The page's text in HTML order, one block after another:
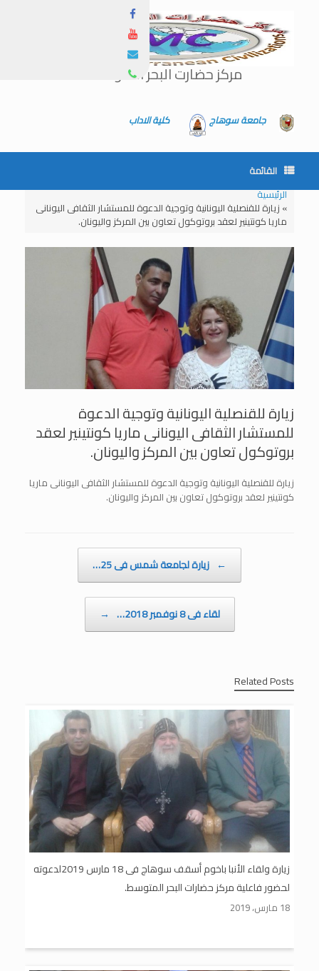
مركز حضارت البحر المتوسط
جامعة سوهاج كلية الاداب
القائمة
الرئيسية
» زيارة للقنصلية اليونانية وتوجية الدعوة للمستشار الثقافى اليونانى
ماريا كونتينير لعقد بروتوكول تعاون بين المركز واليونان.
زيارة للقنصلية اليونانية وتوجية الدعوة
للمستشار الثقافى اليونانى ماريا كونتينير لعقد
بروتوكول تعاون بين المركز واليونان.
زيارة للقنصلية اليونانية وتوجية الدعوة للمستشار الثقافى اليونانى ماريا
كونتينير لعقد بروتوكول تعاون بين المركز واليونان.
Post navigation
← زيارة لجامعة شمس فى 25…
لقاء فى 8 نوفمبر 2018… →
Related Posts
زيارة ولقاء الأنبا باخوم أسقف سوهاج فى 18 مارس 2019لدعوته
لحضور فاعلية مركز حضارات البحر المتوسط.
18 مارس، 2019